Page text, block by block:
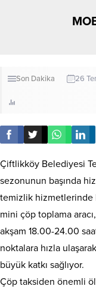
Son Dakika 26
Çiftlikköy Belediyesi
sezonunun başında
temizlik hizmetlerinde
mini çöp toplama
akşam 18.00-24.00
noktalara hızla
büyük katkı sağlıyor.
Çöp taksiden önemli